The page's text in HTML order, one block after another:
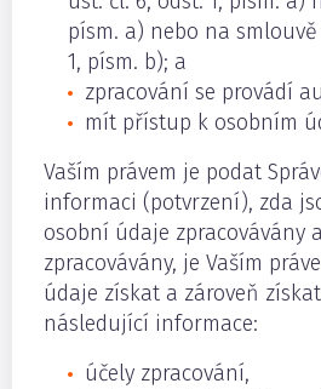
písm. a) nebo na
1, písm. b); a
zpracování se provádí
mít přístup k osobním
Vaším právem je podat
informaci (potvrzení), zda
osobní údaje zpracovávány
zpracovávány, je Vaším
údaje získat a zároveň
následující informace:
účely zpracování,